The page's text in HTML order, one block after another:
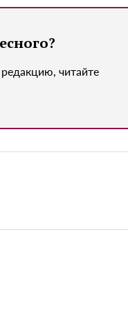
читайте